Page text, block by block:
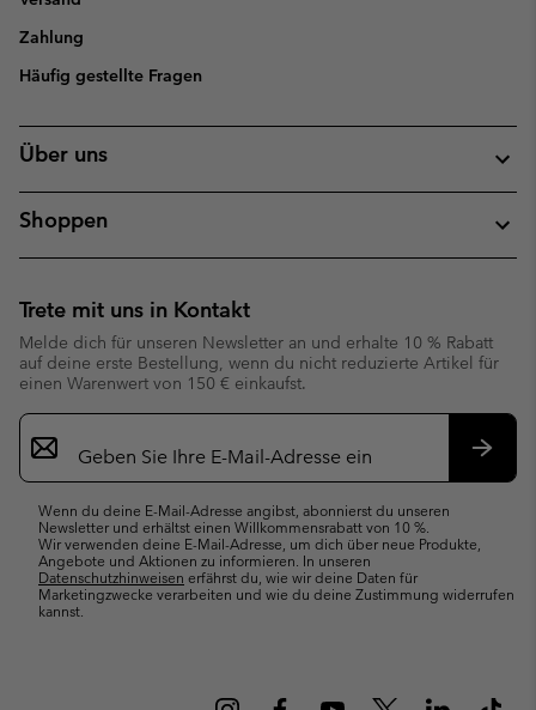
Zahlung
Häufig gestellte Fragen
Über uns
Shoppen
Trete mit uns in Kontakt
Melde dich für unseren Newsletter an und erhalte 10 % Rabatt
auf deine erste Bestellung, wenn du nicht reduzierte Artikel für
einen Warenwert von 150 € einkaufst.
Newsletter-
Anmeldung
Wenn du deine E-Mail-Adresse angibst, abonnierst du unseren
Newsletter und erhältst einen Willkommensrabatt von 10 %.
Wir verwenden deine E-Mail-Adresse, um dich über neue Produkte,
Angebote und Aktionen zu informieren. In unseren
Datenschutzhinweisen erfährst du, wie wir deine Daten für
Marketingzwecke verarbeiten und wie du deine Zustimmung widerrufen
kannst.